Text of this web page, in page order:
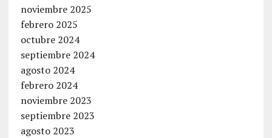
noviembre 2025
febrero 2025
octubre 2024
septiembre 2024
agosto 2024
febrero 2024
noviembre 2023
septiembre 2023
agosto 2023